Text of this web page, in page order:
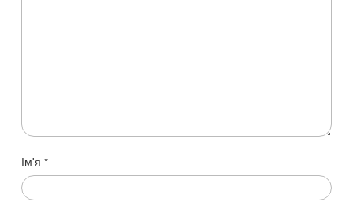
Ім'я*